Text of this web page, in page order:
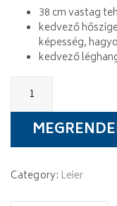
38 cm vastag
kedvező
képesség,
kedvező
Leiertherm
N+F
quantity
Category: Leier